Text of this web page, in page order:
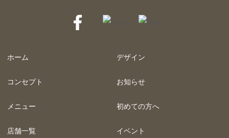
ホーム
コンセプト
メニュー
店舗一覧
デザイン
お知らせ
初めての方へ
イベント